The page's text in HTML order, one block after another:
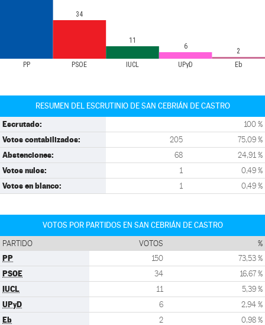
PP PSOE IUCL UPyD Eb
34
11
6
2
RESUMEN DEL ESCRUTINIO DE SAN CEBRIÁN DE CASTRO
Escrutado: 100 %
Votos contabilizados: 205 75,09 %
Abstenciones: 68 24,91 %
Votos nulos: 1 0,49 %
Votos en blanco: 1 0,49 %
VOTOS POR PARTIDOS EN SAN CEBRIÁN DE CASTRO
PARTIDO VOTOS %
PP 150 73,53 %
PSOE 34 16,67 %
IUCL 11 5,39 %
UPyD 6 2,94 %
Eb 2 0,98 %